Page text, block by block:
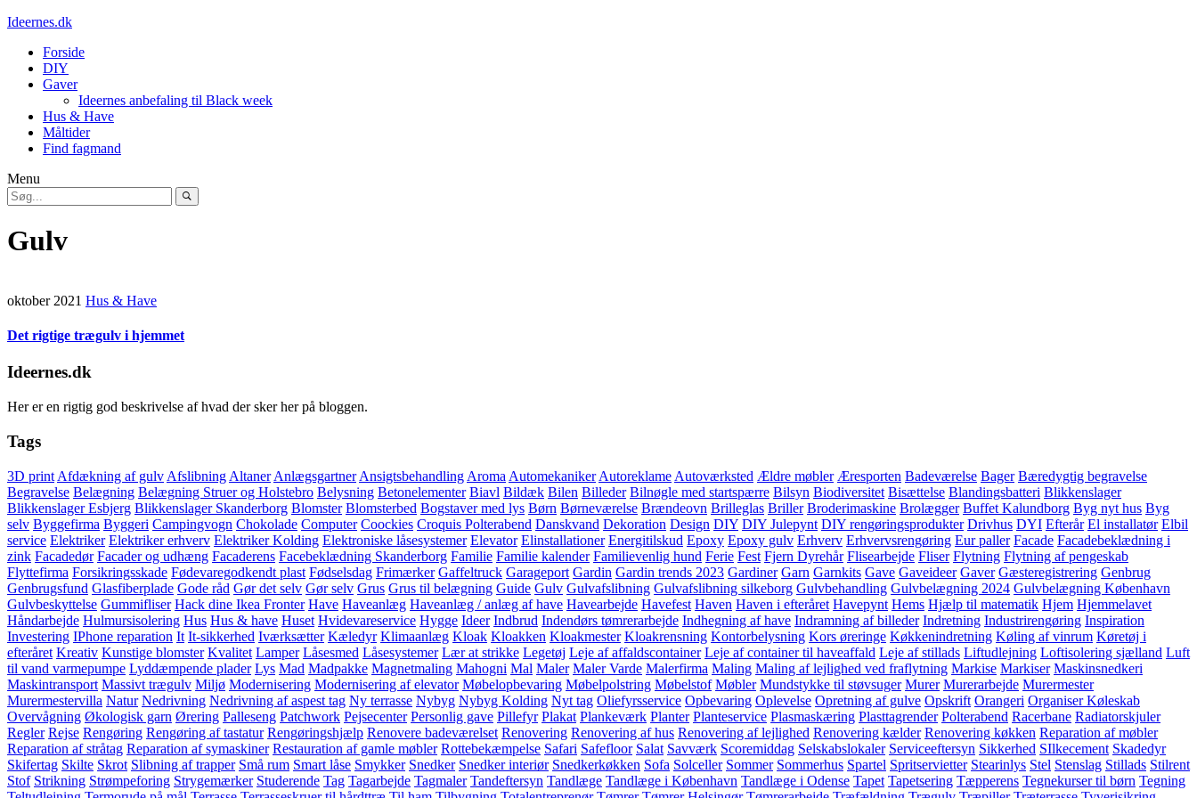
Ideernes.dk
Forside
DIY
Gaver
Ideernes anbefaling til Black week
Hus & Have
Måltider
Find fagmand
Menu
Gulv
oktober 2021 Hus & Have
Det rigtige trægulv i hjemmet
Ideernes.dk
Her er en rigtig god beskrivelse af hvad der sker her på bloggen.
Tags
3D print Afdækning af gulv Afslibning Altaner Anlægsgartner Ansigtsbehandling Aroma Automekaniker Autoreklame Autoværksted Ældre møbler Æresporten Badeværelse Bager Bæredygtig begravelse
Begravelse Belægning Belægning Struer og Holstebro Belysning Betonelementer Biavl Bildæk Bilen Billeder Bilnøgle med startspærre Bilsyn Biodiversitet Bisættelse Blandingsbatteri Blikkenslager
Blikkenslager Esbjerg Blikkenslager Skanderborg Blomster Blomsterbed Bogstaver med lys Børn Børneværelse Brændeovn Brilleglas Briller Broderimaskine Brolægger Buffet Kalundborg Byg nyt hus Byg
selv Byggefirma Byggeri Campingvogn Chokolade Computer Coockies Croquis Polterabend Danskvand Dekoration Design DIY DIY Julepynt DIY rengøringsprodukter Drivhus DYI Efterår El installatør Elbil
service Elektriker Elektriker erhverv Elektriker Kolding Elektroniske låsesystemer Elevator Elinstallationer Energitilskud Epoxy Epoxy gulv Erhverv Erhvervsrengøring Eur paller Facade Facadebeklædning i
zink Facadedør Facader og udhæng Facaderens Facebeklædning Skanderborg Familie Familie kalender Familievenlig hund Ferie Fest Fjern Dyrehår Flisearbejde Fliser Flytning Flytning af pengeskab
Flyttefirma Forsikringsskade Fødevaregodkendt plast Fødselsdag Frimærker Gaffeltruck Garageport Gardin Gardin trends 2023 Gardiner Garn Garnkits Gave Gaveideer Gaver Gæsteregistrering Genbrug
Genbrugsfund Glasfiberplade Gode råd Gør det selv Gør selv Grus Grus til belægning Guide Gulv Gulvafslibning Gulvafslibning silkeborg Gulvbehandling Gulvbelægning 2024 Gulvbelægning København
Gulvbeskyttelse Gummifliser Hack dine Ikea Fronter Have Haveanlæg Haveanlæg / anlæg af have Havearbejde Havefest Haven Haven i efteråret Havepynt Hems Hjælp til matematik Hjem Hjemmelavet
Håndarbejde Hulmursisolering Hus Hus & have Huset Hvidevareservice Hygge Ideer Indbrud Indendørs tømrerarbejde Indhegning af have Indramning af billeder Indretning Industrirengøring Inspiration
Investering IPhone reparation It It-sikkerhed Iværksætter Kæledyr Klimaanlæg Kloak Kloakken Kloakmester Kloakrensning Kontorbelysning Kors øreringe Køkkenindretning Køling af vinrum Køretøj i
efteråret Kreativ Kunstige blomster Kvalitet Lamper Låsesmed Låsesystemer Lær at strikke Legetøj Leje af affaldscontainer Leje af container til haveaffald Leje af stillads Liftudlejning Loftisolering sjælland Luft
til vand varmepumpe Lyddæmpende plader Lys Mad Madpakke Magnetmaling Mahogni Mal Maler Maler Varde Malerfirma Maling Maling af lejlighed ved fraflytning Markise Markiser Maskinsnedkeri
Maskintransport Massivt trægulv Miljø Modernisering Modernisering af elevator Møbelopbevaring Møbelpolstring Møbelstof Møbler Mundstykke til støvsuger Murer Murerarbejde Murermester
Murermestervilla Natur Nedrivning Nedrivning af aspest tag Ny terrasse Nybyg Nybyg Kolding Nyt tag Oliefyrsservice Opbevaring Oplevelse Opretning af gulve Opskrift Orangeri Organiser Køleskab
Overvågning Økologisk garn Ørering Palleseng Patchwork Pejsecenter Personlig gave Pillefyr Plakat Plankeværk Planter Planteservice Plasmaskæring Plasttagrender Polterabend Racerbane Radiatorskjuler
Regler Rejse Rengøring Rengøring af tastatur Rengøringshjælp Renovere badeværelset Renovering Renovering af hus Renovering af lejlighed Renovering kælder Renovering køkken Reparation af møbler
Reparation af stråtag Reparation af symaskiner Restauration af gamle møbler Rottebekæmpelse Safari Safefloor Salat Savværk Scoremiddag Selskabslokaler Serviceeftersyn Sikkerhed SIlkecement Skadedyr
Skifertag Skilte Skrot Slibning af trapper Små rum Smart låse Smykker Snedker Snedker interiør Snedkerkøkken Sofa Solceller Sommer Sommerhus Spartel Spritservietter Stearinlys Stel Stenslag Stillads Stilrent
Stof Strikning Strømpeforing Strygemærker Studerende Tag Tagarbejde Tagmaler Tandeftersyn Tandlæge Tandlæge i København Tandlæge i Odense Tapet Tapetsering Tæpperens Tegnekurser til børn Tegning